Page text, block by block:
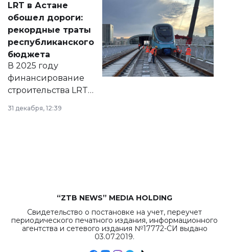
документ
появился в базе
нормативных
правовых актов и
на сайте маслихат
города.
LRT в Астане
обошел дороги:
рекордные траты
республиканского
бюджета
В 2025 году
финансирование
строительства LRT
в Астане из
республиканского
31 декабря, 12:39
“ZTB NEWS” MEDIA HOLDING
Свидетельство о постановке на учет, переучет
периодического печатного издания, информационного
агентства и сетевого издания №17772-СИ выдано
03.07.2019.